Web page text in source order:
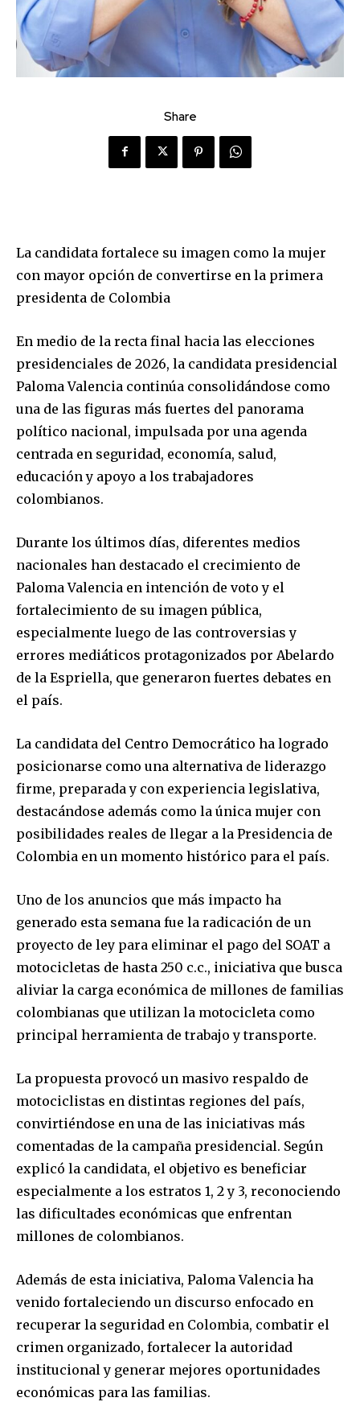
Share
La candidata fortalece su imagen como la mujer
con mayor opción de convertirse en la primera
presidenta de Colombia
En medio de la recta final hacia las elecciones
presidenciales de 2026, la candidata presidencial
Paloma Valencia continúa consolidándose como
una de las figuras más fuertes del panorama
político nacional, impulsada por una agenda
centrada en seguridad, economía, salud,
educación y apoyo a los trabajadores
colombianos.
Durante los últimos días, diferentes medios
nacionales han destacado el crecimiento de
Paloma Valencia en intención de voto y el
fortalecimiento de su imagen pública,
especialmente luego de las controversias y
errores mediáticos protagonizados por Abelardo
de la Espriella, que generaron fuertes debates en
el país.
La candidata del Centro Democrático ha logrado
posicionarse como una alternativa de liderazgo
firme, preparada y con experiencia legislativa,
destacándose además como la única mujer con
posibilidades reales de llegar a la Presidencia de
Colombia en un momento histórico para el país.
Uno de los anuncios que más impacto ha
generado esta semana fue la radicación de un
proyecto de ley para eliminar el pago del SOAT a
motocicletas de hasta 250 c.c., iniciativa que busca
aliviar la carga económica de millones de familias
colombianas que utilizan la motocicleta como
principal herramienta de trabajo y transporte.
La propuesta provocó un masivo respaldo de
motociclistas en distintas regiones del país,
convirtiéndose en una de las iniciativas más
comentadas de la campaña presidencial. Según
explicó la candidata, el objetivo es beneficiar
especialmente a los estratos 1, 2 y 3, reconociendo
las dificultades económicas que enfrentan
millones de colombianos.
Además de esta iniciativa, Paloma Valencia ha
venido fortaleciendo un discurso enfocado en
recuperar la seguridad en Colombia, combatir el
crimen organizado, fortalecer la autoridad
institucional y generar mejores oportunidades
económicas para las familias.